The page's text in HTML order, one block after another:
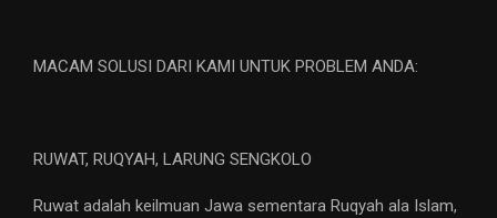
MACAM SOLUSI DARI KAMI UNTUK PROBLEM ANDA:
RUWAT, RUQYAH, LARUNG SENGKOLO
Ruwat adalah keilmuan Jawa sementara Ruqyah ala Islam,